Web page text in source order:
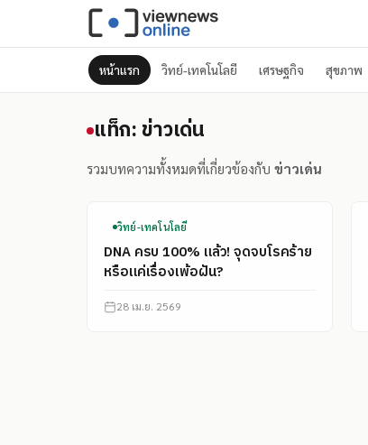
หน้าแรก วิทย์-เทคโนโลยี เศรษฐกิจ สุขภาพ
แท็ก: ข่าวเด่น
แท็ก: ข่าวเด่น
รวมบทความทั้งหมดที่เกี่ยวข้องกับ ข่าวเด่น
วิทย์-เทคโนโลยี
DNA ครบ 100% แล้ว! จุดจบโรคร้าย
หรือแค่เรื่องเพ้อฝัน?
28 เม.ย. 2569